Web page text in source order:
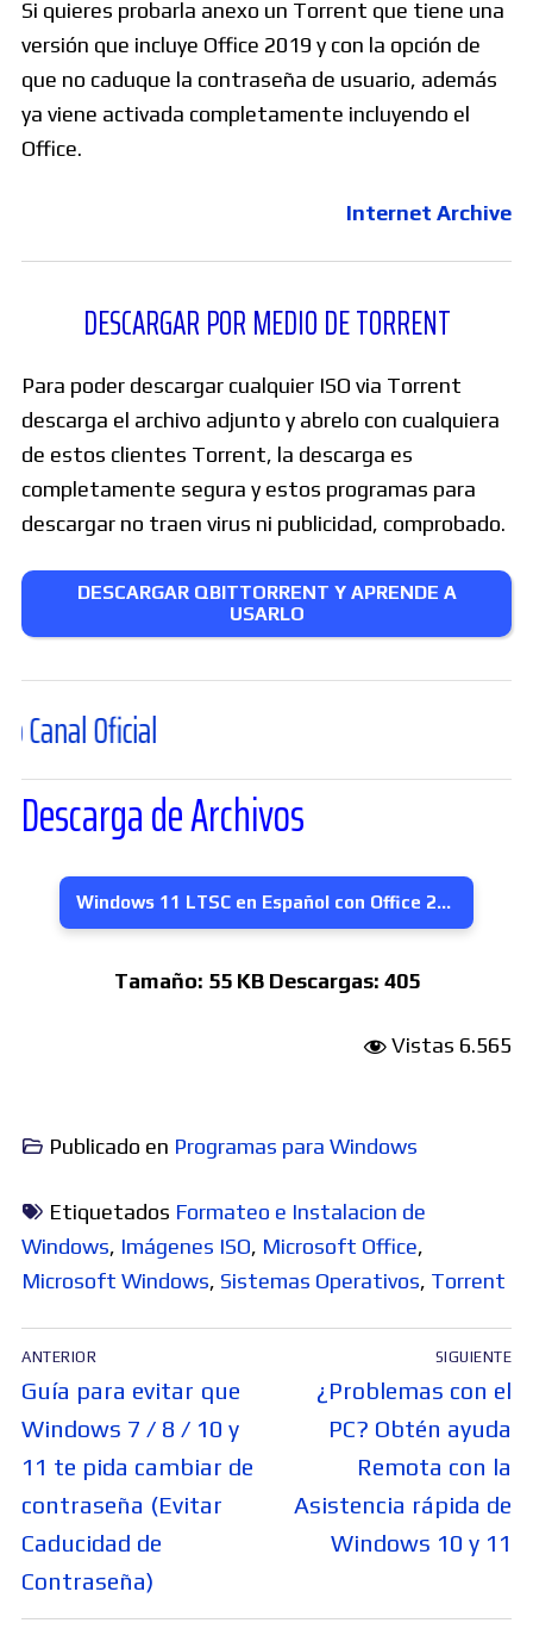
Si quieres probarla anexo un Torrent que tiene una
versión que incluye Office 2019 y con la opción de
que no caduque la contraseña de usuario, además
ya viene activada completamente incluyendo el
Office.
Internet Archive
DESCARGAR POR MEDIO DE TORRENT
Para poder descargar cualquier ISO via Torrent
descarga el archivo adjunto y abrelo con cualquiera
de estos clientes Torrent, la descarga es
completamente segura y estos programas para
descargar no traen virus ni publicidad, comprobado.
DESCARGAR QBITTORRENT Y APRENDE A
USARLO
Descarga de Archivos
Windows 11 LTSC en Español con Office 2019 Integrado
Tamaño: 55 KB Descargas: 405
Vistas 6.565
Publicado en Programas para Windows
Etiquetados Formateo e Instalacion de
Windows, Imágenes ISO, Microsoft Office,
Microsoft Windows, Sistemas Operativos, Torrent
Navegación
de
entradas
ANTERIOR
Entrada
anterior:
Guía para evitar que
Windows 7 / 8 / 10 y
11 te pida cambiar de
contraseña (Evitar
Caducidad de
Contraseña)
SIGUIENTE
Entrada
siguiente:
¿Problemas con el
PC? Obtén ayuda
Remota con la
Asistencia rápida de
Windows 10 y 11